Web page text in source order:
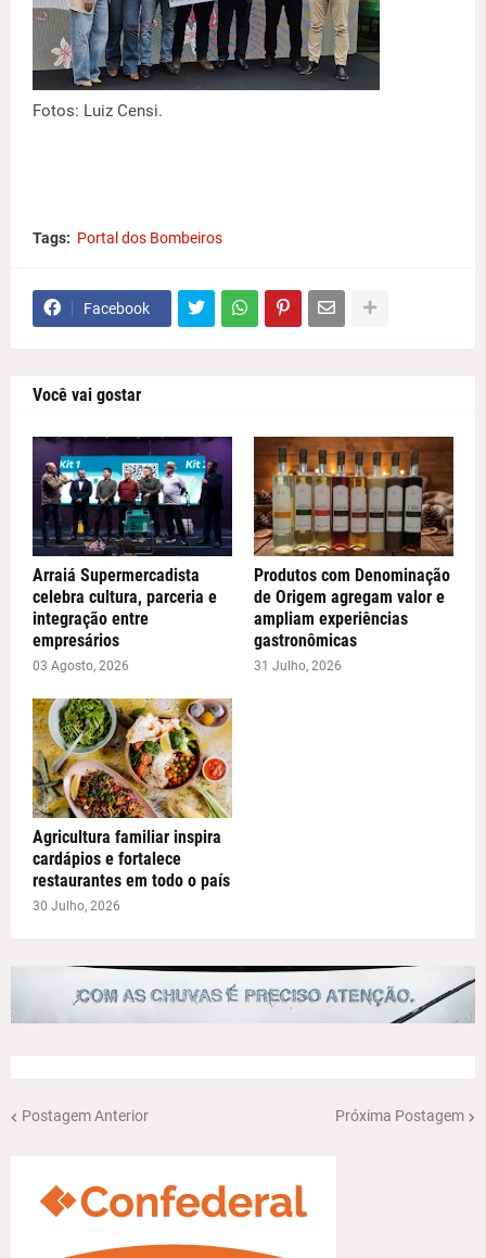
Fotos: Luiz Censi.
Tags: Portal dos Bombeiros
Facebook
Você vai gostar
Arraiá Supermercadista
celebra cultura, parceria e
integração entre
empresários
03 Agosto, 2026
Produtos com Denominação
de Origem agregam valor e
ampliam experiências
gastronômicas
31 Julho, 2026
Agricultura familiar inspira
cardápios e fortalece
restaurantes em todo o país
30 Julho, 2026
Postagem Anterior Próxima Postagem